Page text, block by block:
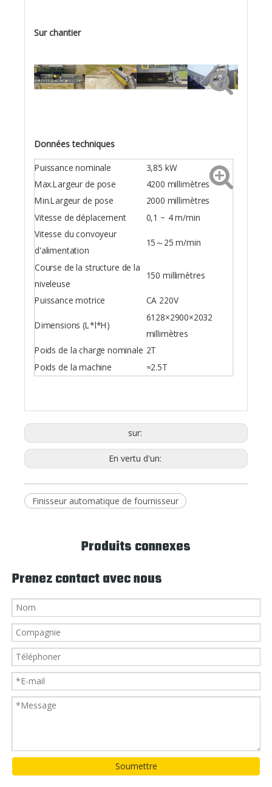
Sur chantier
Données techniques
Puissance nominale 3,85 kW
Max.Largeur de pose 4200 millimètres
Min.Largeur de pose 2000 millimètres
Vitesse de déplacement 0,1 ~ 4 m/min
Vitesse du convoyeur
d'alimentation
15～25 m/min
Course de la structure de la
niveleuse
150 millimètres
Puissance motrice CA 220V
Dimensions (L*l*H)
6128×2900×2032
millimètres
Poids de la charge nominale 2T
Poids de la machine ≈2.5T
sur:
En vertu d'un:
Finisseur automatique de fournisseur
Produits connexes
Prenez contact avec nous
Soumettre